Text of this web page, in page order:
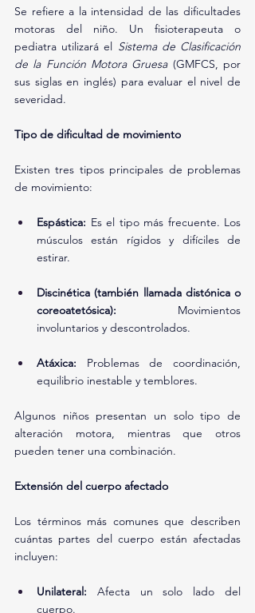
Se refiere a la intensidad de las dificultades
motoras del niño. Un fisioterapeuta o
pediatra utilizará el Sistema de Clasificación
de la Función Motora Gruesa (GMFCS, por
sus siglas en inglés) para evaluar el nivel de
severidad.
Tipo de dificultad de movimiento
Existen tres tipos principales de problemas
de movimiento:
Espástica: Es el tipo más frecuente. Los
músculos están rígidos y difíciles de
estirar.
Discinética (también llamada distónica o
coreoatetósica): Movimientos
involuntarios y descontrolados.
Atáxica: Problemas de coordinación,
equilibrio inestable y temblores.
Algunos niños presentan un solo tipo de
alteración motora, mientras que otros
pueden tener una combinación.
Extensión del cuerpo afectado
Los términos más comunes que describen
cuántas partes del cuerpo están afectadas
incluyen:
Unilateral: Afecta un solo lado del
cuerpo.